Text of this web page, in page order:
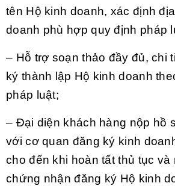
tên Hộ kinh doanh, xác định
doanh phù hợp quy định pháp
– Hỗ trợ soạn thảo đầy đủ, chi
ký thành lập Hộ kinh doanh
pháp luật;
– Đại diện khách hàng nộp hồ
với cơ quan đăng ký kinh
cho đến khi hoàn tất thủ tục và
chứng nhận đăng ký Hộ kinh